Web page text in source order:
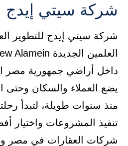
شركة سيتي إيدج
داخل أراضي جمهورية مصر
يضع العملاء والسكان وحتى
منذ سنوات طويلة، لتبدأ
تنفيذ المشروعات واختيار
شركات العقارات في مصر